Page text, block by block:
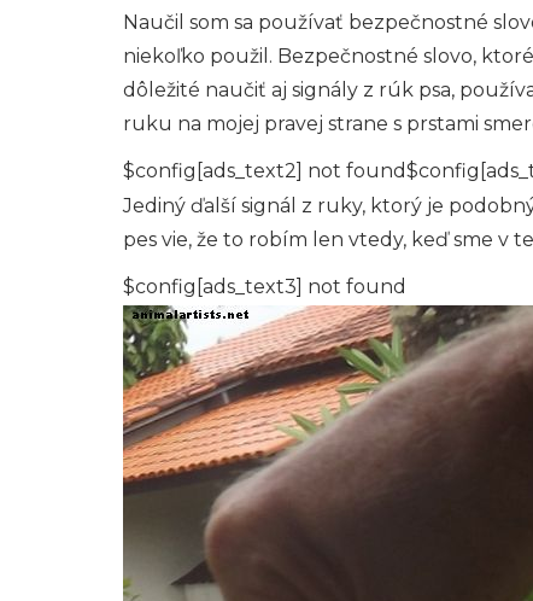
Naučil som sa používať bezpečnostné
niekoľko použil. Bezpečnostné slovo,
dôležité naučiť aj signály z rúk psa,
ruku na mojej pravej strane s prstami
$config[ads_text2] not
Jediný ďalší signál z ruky, ktorý je
pes vie, že to robím len vtedy, keď sme v
$config[ads_text3] not found